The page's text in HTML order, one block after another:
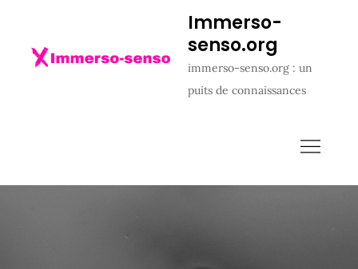
content
Immerso-
senso.org
immerso-senso.org : un
puits de connaissances